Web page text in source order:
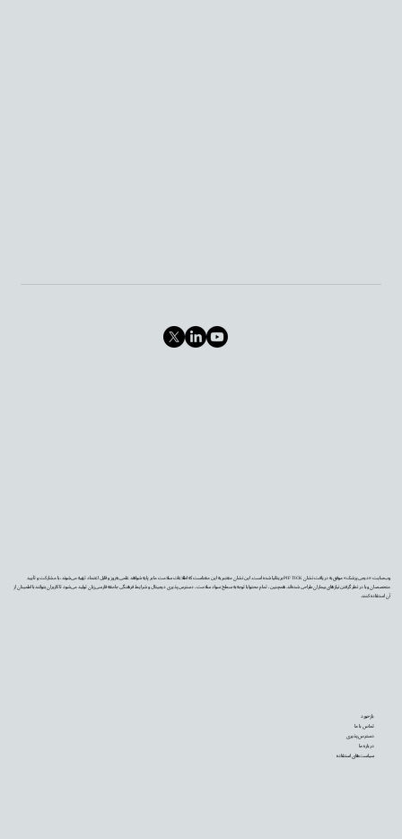
وب‌سایت «دیجی‌پزشک» موفق به دریافت نشان PIF TICK بریتانیا شده است. این نشان معتبر به این معناست که اطلاعات سلامت ما بر پایه شواهد علمی به‌روز و قابل اعتماد تهیه می‌شوند، با مشارکت و تأیید
متخصصان و با در نظر گرفتن نیازهای بیماران طراحی شده‌اند. همچنین، تمام محتوا با توجه به سطح سواد سلامت، دسترس‌پذیری دیجیتال و شرایط فرهنگی جامعه فارسی‌زبان تولید می‌شود تا کاربران بتوانند با اطمینان از
آن استفاده کنند.
بازخورد
تماس با ما
دسترس‌پذیری
درباره ما
سیاست‌های استفاده